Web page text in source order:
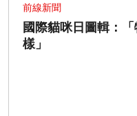
前線新聞
國際貓咪日圖輯：
樣」